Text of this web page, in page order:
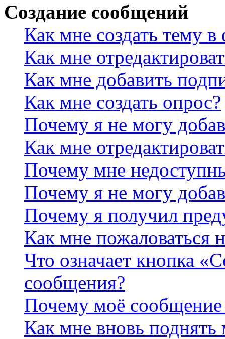
Создание сообщений
Как мне создать тему
Как мне
Как мне добавить
Как мне создать опрос?
Почему я не могу
Как мне
Почему мне
Почему я не могу
Почему я получил
Как мне пожаловаться
Что означает кнопка
сообщения?
Почему моё сообщение
Как мне вновь